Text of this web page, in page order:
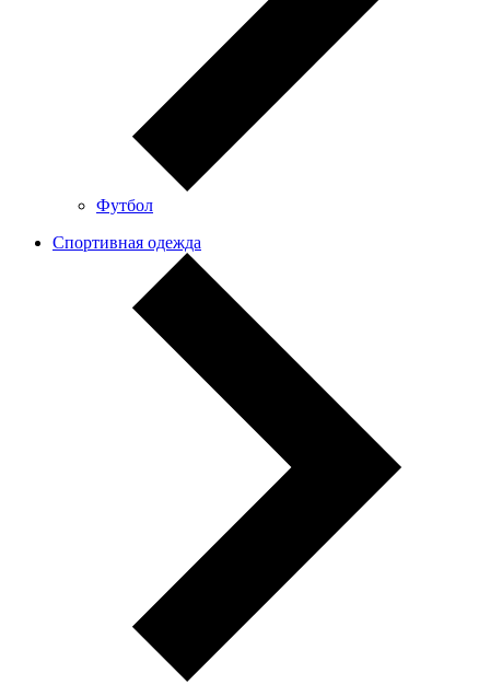
Футбол
Спортивная одежда